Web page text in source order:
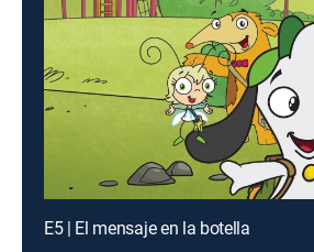
E5 | El mensaje en la botella